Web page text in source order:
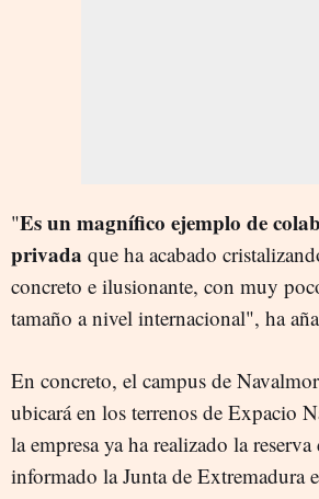
"Es un magnífico ejemplo de
privada que ha acabado
concreto e ilusionante, con muy
tamaño a nivel internacional", ha
En concreto, el campus de
ubicará en los terrenos de Expacio
la empresa ya ha realizado la
informado la Junta de Extremadura